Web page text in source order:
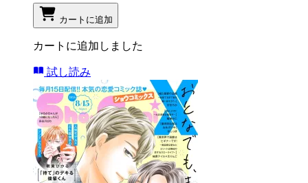
カートに追加
カートに追加しました
試し読み